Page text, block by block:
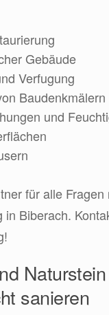
Gebäude
Verfugung
Baudenkmälern
und
für alle Fragen
Biberach.
sanieren